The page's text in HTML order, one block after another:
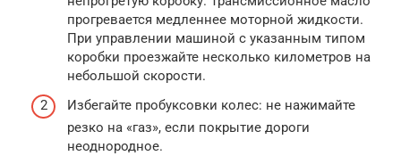
прогревается медленнее моторной жидкости.
При управлении машиной с указанным типом
коробки проезжайте несколько километров на
небольшой скорости.
Избегайте пробуксовки колес: не нажимайте
резко на «газ», если покрытие дороги
неоднородное.